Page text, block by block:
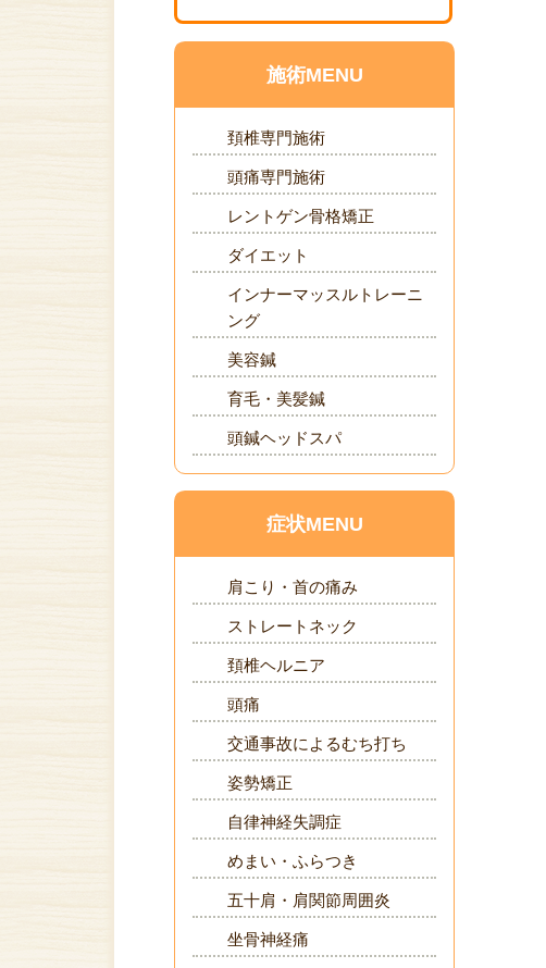
施術MENU
頚椎専門施術
頭痛専門施術
レントゲン骨格矯正
ダイエット
インナーマッスルトレーニ
ング
美容鍼
育毛・美髪鍼
頭鍼ヘッドスパ
症状MENU
肩こり・首の痛み
ストレートネック
頚椎ヘルニア
頭痛
交通事故によるむち打ち
姿勢矯正
自律神経失調症
めまい・ふらつき
五十肩・肩関節周囲炎
坐骨神経痛